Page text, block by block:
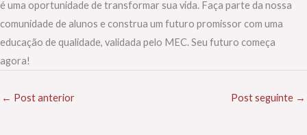
é uma oportunidade de transformar sua vida. Faça parte da nossa
comunidade de alunos e construa um futuro promissor com uma
educação de qualidade, validada pelo MEC. Seu futuro começa
agora!
← Post anterior Post seguinte →